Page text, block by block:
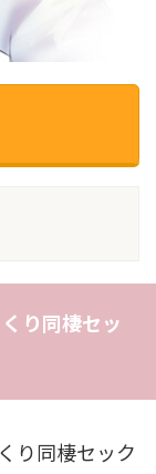
り同棲セッ
り同棲セック